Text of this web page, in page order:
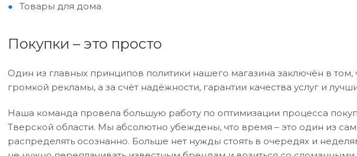
Товары для дома
Покупки – это просто
Один из главных принципов политики нашего магазина заключён в том,
громкой рекламы, а за счёт надёжности, гарантии качества услуг и
Наша команда провела большую работу по оптимизации процесса
Тверской области. Мы абсолютно убеждены, что время – это один из
распределять осознанно. Больше нет нужды стоять в очередях и